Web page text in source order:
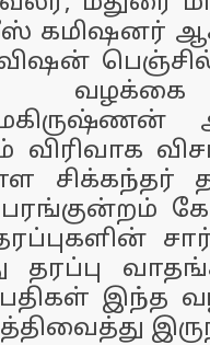
கமிஷனர்
சிக்கந்தர்
தரப்பு
இந்த